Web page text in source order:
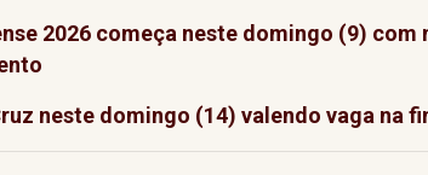
2026 começa neste domingo (9) com
neste domingo (14) valendo vaga na